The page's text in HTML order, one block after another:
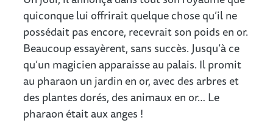
quiconque lui offrirait quelque chose qu’il ne
possédait pas encore, recevrait son poids en or.
Beaucoup essayèrent, sans succès. Jusqu’à ce
qu’un magicien apparaisse au palais. Il promit
au pharaon un jardin en or, avec des arbres et
des plantes dorés, des animaux en or… Le
pharaon était aux anges !